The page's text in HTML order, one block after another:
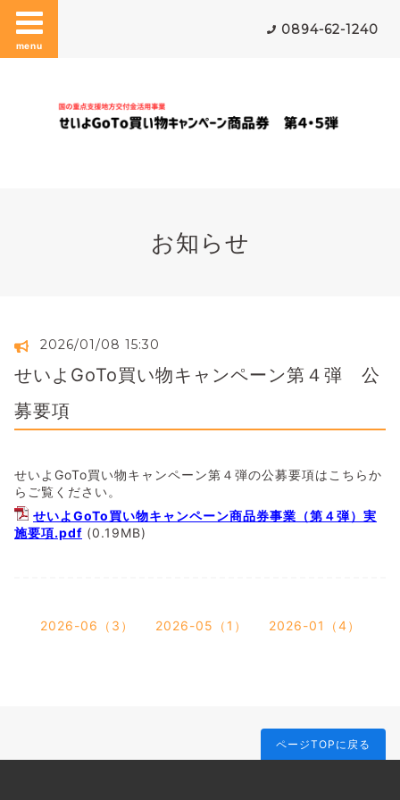
menu
0894-62-1240
お知らせ
2026/01/08 15:30
せいよGoTo買い物キャンペーン第４弾 公
募要項
せいよGoTo買い物キャンペーン第４弾の公募要項はこちらか
らご覧ください。
せいよGoTo買い物キャンペーン商品券事業（第４弾）実
施要項.pdf (0.19MB)
2026-06（3） 2026-05（1） 2026-01（4）
ページTOPに戻る